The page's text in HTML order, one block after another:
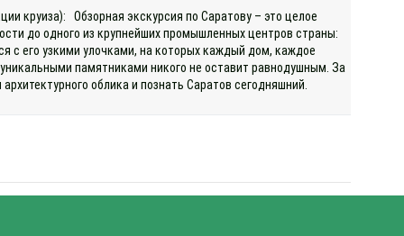
круиза): Обзорная экскурсия по Саратову – это целое
до одного из крупнейших промышленных центров страны:
с его узкими улочками, на которых каждый дом, каждое
памятниками никого не оставит равнодушным. За
облика и познать Саратов сегодняшний.